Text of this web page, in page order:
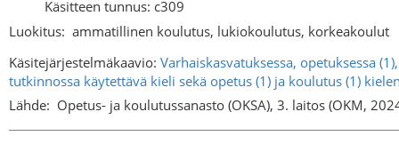
Käsitteen tunnus: c309
Luokitus: ammatillinen koulutus, lukiokoulutus, korkeakoulut
Käsitejärjestelmäkaavio: Varhaiskasvatuksessa, opetuksessa
tutkinnossa käytettävä kieli sekä opetus (1) ja koulutus (1)
Lähde: Opetus- ja koulutussanasto (OKSA), 3. laitos (OKM,